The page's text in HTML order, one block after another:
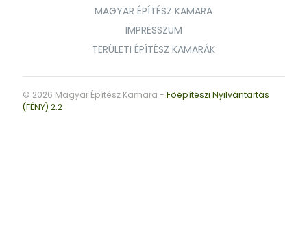
MAGYAR ÉPÍTÉSZ KAMARA
IMPRESSZUM
TERÜLETI ÉPÍTÉSZ KAMARÁK
© 2026 Magyar Építész Kamara - Főépítészi Nyilvántartás
(FÉNY) 2.2